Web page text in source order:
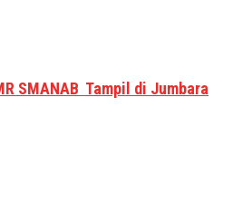
SMANAB Tampil di Jumbara